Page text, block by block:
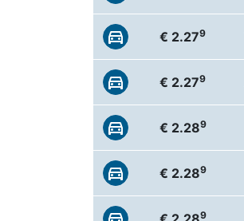
€ 2.279
€ 2.279
€ 2.289
€ 2.289
9